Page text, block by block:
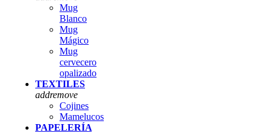
Mug
Blanco
Mug
Mágico
Mug
cervecero
opalizado
TEXTILES
addremove
Cojines
Mamelucos
PAPELERÍA